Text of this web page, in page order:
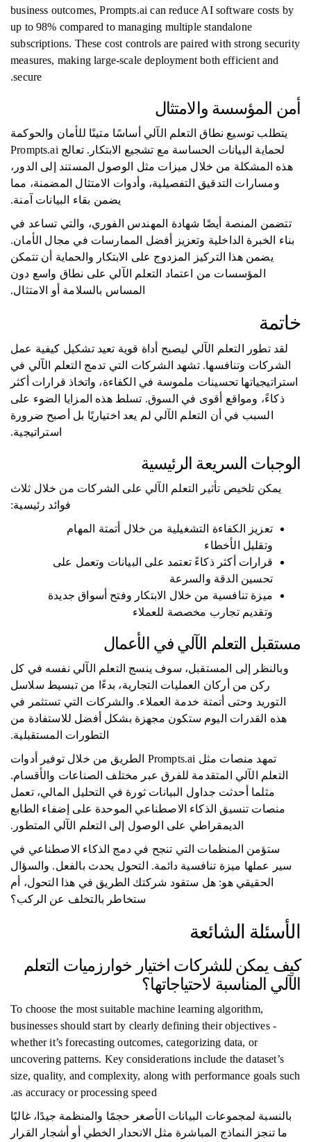
business outcomes, Prompts.ai can reduce AI software costs by
up to 98% compared to managing multiple standalone
subscriptions. These cost controls are paired with strong security
measures, making large-scale deployment both efficient and
secure.
أمن المؤسسة والامتثال
يتطلب توسيع نطاق التعلم الآلي أساسًا متينًا للأمان والحوكمة
لحماية البيانات الحساسة مع تشجيع الابتكار. تعالج Prompts.ai
هذه المشكلة من خلال ميزات مثل الوصول المستند إلى الدور،
ومسارات التدقيق التفصيلية، وأدوات الامتثال المضمنة، مما
يضمن بقاء البيانات آمنة.
تتضمن المنصة أيضًا شهادة المهندس الفوري، والتي تساعد في
بناء الخبرة الداخلية وتعزيز أفضل الممارسات في مجال الأمان.
يضمن هذا التركيز المزدوج على الابتكار والحماية أن تتمكن
المؤسسات من اعتماد التعلم الآلي على نطاق واسع دون
المساس بالسلامة أو الامتثال.
خاتمة
لقد تطور التعلم الآلي ليصبح أداة قوية تعيد تشكيل كيفية عمل
الشركات وتنافسها. تشهد الشركات التي تدمج التعلم الآلي في
استراتيجياتها تحسينات ملموسة في الكفاءة، واتخاذ قرارات أكثر
ذكاءً، ومواقع أقوى في السوق. تسلط هذه المزايا الضوء على
السبب في أن التعلم الآلي لم يعد اختياريًا بل أصبح ضرورة
استراتيجية.
الوجبات السريعة الرئيسية
يمكن تلخيص تأثير التعلم الآلي على الشركات من خلال ثلاث
فوائد رئيسية:
تعزيز الكفاءة التشغيلية من خلال أتمتة المهام
وتقليل الأخطاء
قرارات أكثر ذكاءً تعتمد على البيانات وتعمل على
تحسين الدقة والسرعة
ميزة تنافسية من خلال الابتكار وفتح أسواق جديدة
وتقديم تجارب مخصصة للعملاء
مستقبل التعلم الآلي في الأعمال
وبالنظر إلى المستقبل، سوف ينسج التعلم الآلي نفسه في كل
ركن من أركان العمليات التجارية، بدءًا من تبسيط سلاسل
التوريد وحتى أتمتة خدمة العملاء. والشركات التي تستثمر في
هذه القدرات اليوم ستكون مجهزة بشكل أفضل للاستفادة من
التطورات المستقبلية.
تمهد منصات مثل Prompts.ai الطريق من خلال توفير أدوات
التعلم الآلي المتقدمة للفرق عبر مختلف الصناعات والأقسام.
مثلما أحدثت جداول البيانات ثورة في التحليل المالي، تعمل
منصات تنسيق الذكاء الاصطناعي الموحدة على إضفاء الطابع
الديمقراطي على الوصول إلى التعلم الآلي المتطور.
ستؤمن المنظمات التي تنجح في دمج الذكاء الاصطناعي في
سير عملها ميزة تنافسية دائمة. التحول يحدث بالفعل. والسؤال
الحقيقي هو: هل ستقود شركتك الطريق في هذا التحول، أم
ستخاطر بالتخلف عن الركب؟
الأسئلة الشائعة
كيف يمكن للشركات اختيار خوارزميات التعلم
الآلي المناسبة لاحتياجاتها؟
To choose the most suitable machine learning algorithm,
businesses should start by clearly defining their objectives -
whether it’s forecasting outcomes, categorizing data, or
uncovering patterns. Key considerations include the dataset’s
size, quality, and complexity, along with performance goals such
as accuracy or processing speed.
بالنسبة لمجموعات البيانات الأصغر حجمًا والمنظمة جيدًا، غالبًا
ما تنجز النماذج المباشرة مثل الانحدار الخطي أو أشجار القرار